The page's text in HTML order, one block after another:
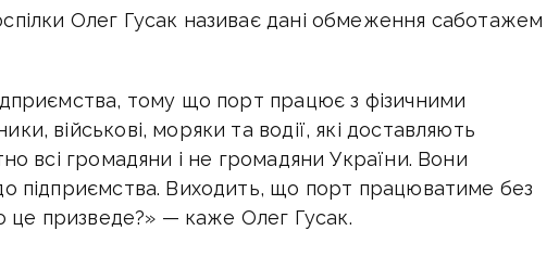
Олег Гусак називає дані обмеження саботажем
тому що порт працює з фізичними
військові, моряки та водії, які доставляють
всі громадяни і не громадяни України. Вони
підприємства. Виходить, що порт працюватиме без
це призведе?» — каже Олег Гусак.